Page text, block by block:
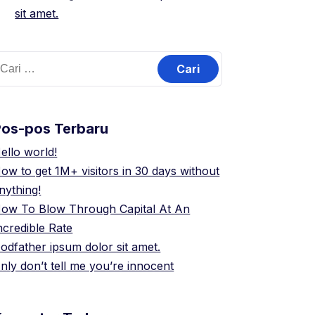
sit amet.
pos Terbaru
world!
to get 1M+ visitors in 30 days without
To Blow Through Capital At An
Rate
ipsum dolor sit amet.
don’t tell me you’re innocent